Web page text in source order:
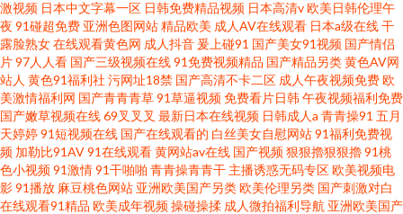
激视频 日本中文字幕一区 日韩免费精品视频 日本高清v欧美日韩伦理午
夜 91碰超免费 亚洲色图网站精品欧美 成人AV在线观看 日本a级在线干
露脸熟女在线观看黄色网 成人抖音 爰上碰91 国产美女91视频 国产情侣
片97人人看 国产三级视频在线91免费视频精品 国产精品另类黄色AV网
站人 黄色91福利社 污网址18禁 国产高清不卡二区 成人午夜视频免费欧
美激情福利网 国产青青青草91草逼视频免费看片日韩午夜视频福利免费
国产嫩草视频在线69叉叉叉 最新日本在线视频 日韩成人a 青青操91 五月
天婷婷91短视频在线 国产在线观看的 白丝美女自慰网站91福利免费视
频 加勒比91AV91在线观看黄网站av在线 国产视频狠狠擼狠狠擼91桃
色小视频91激情91干啪啪 青青操青青干 主播诱惑无码专区欧美视频电
影91播放 麻豆桃色网站 亚洲欧美国产另类欧美伦理另类 国产刺激对白
在线观看91精品 欧美成年视频操碰操揉 成人微拍福利导航 亚洲欧美国产